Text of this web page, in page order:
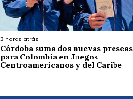
3 horas atrás
Córdoba suma dos nuevas preseas
para Colombia en Juegos
Centroamericanos y del Caribe